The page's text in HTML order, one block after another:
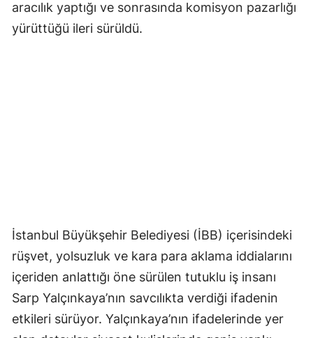
aracılık yaptığı ve sonrasında komisyon pazarlığı
yürüttüğü ileri sürüldü.
İstanbul Büyükşehir Belediyesi (İBB) içerisindeki
rüşvet, yolsuzluk ve kara para aklama iddialarını
içeriden anlattığı öne sürülen tutuklu iş insanı
Sarp Yalçınkaya’nın savcılıkta verdiği ifadenin
etkileri sürüyor. Yalçınkaya’nın ifadelerinde yer